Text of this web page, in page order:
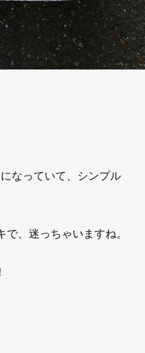
なっていて、シンプル
、迷っちゃいますね。